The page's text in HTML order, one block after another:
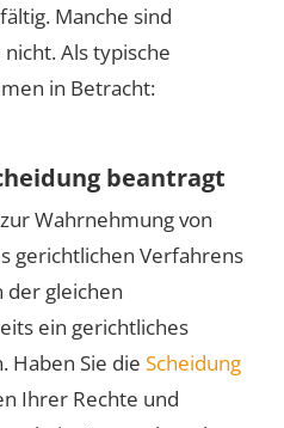
Manche sind
Als typische
in Betracht:
beantragt
Wahrnehmung von
gerichtlichen Verfahrens
der gleichen
ein gerichtliches
Haben Sie die Scheidung
Ihrer Rechte und